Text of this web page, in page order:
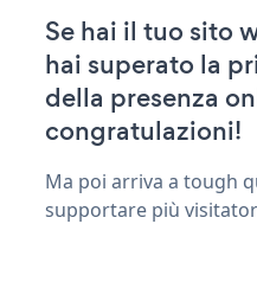
Se hai il tuo sito
hai superato la
della presenza
congratulazioni!
Ma poi arriva a tough
supportare più